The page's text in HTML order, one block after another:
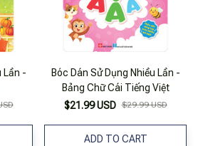
Lần -
Bóc Dán Sử Dụng Nhiều Lần -
Bảng Chữ Cái Tiếng Việt
$21.99 USD $29.99 USD
ADD TO CART